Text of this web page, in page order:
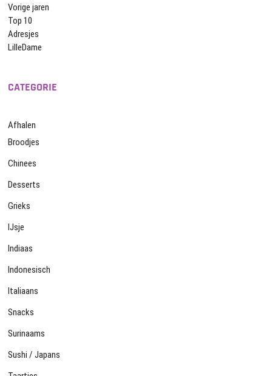
Vorige jaren
Top 10
Adresjes
LilleDame
CATEGORIE
Afhalen
Broodjes
Chinees
Desserts
Grieks
IJsje
Indiaas
Indonesisch
Italiaans
Snacks
Surinaams
Sushi / Japans